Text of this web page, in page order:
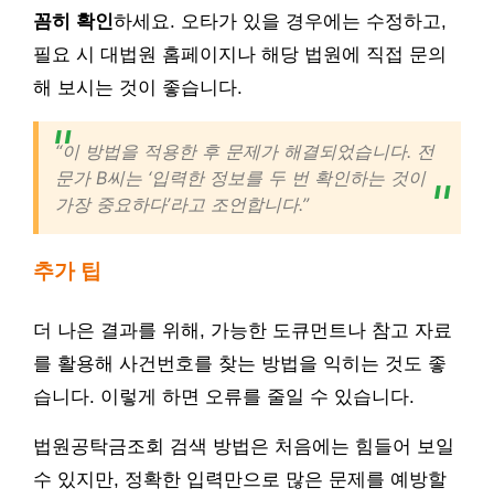
꼼히 확인하세요. 오타가 있을 경우에는 수정하고,
필요 시 대법원 홈페이지나 해당 법원에 직접 문의
해 보시는 것이 좋습니다.
“이 방법을 적용한 후 문제가 해결되었습니다. 전
문가 B씨는 ‘입력한 정보를 두 번 확인하는 것이
가장 중요하다’라고 조언합니다.”
추가 팁
더 나은 결과를 위해, 가능한 도큐먼트나 참고 자료
를 활용해 사건번호를 찾는 방법을 익히는 것도 좋
습니다. 이렇게 하면 오류를 줄일 수 있습니다.
법원공탁금조회 검색 방법은 처음에는 힘들어 보일
수 있지만, 정확한 입력만으로 많은 문제를 예방할